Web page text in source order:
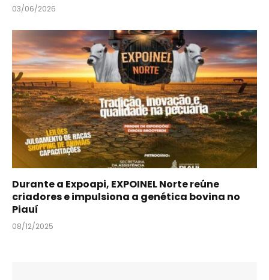
03/06/2026
Durante a Expoapi, EXPOINEL Norte reúne
criadores e impulsiona a genética bovina no
Piauí
08/12/2025